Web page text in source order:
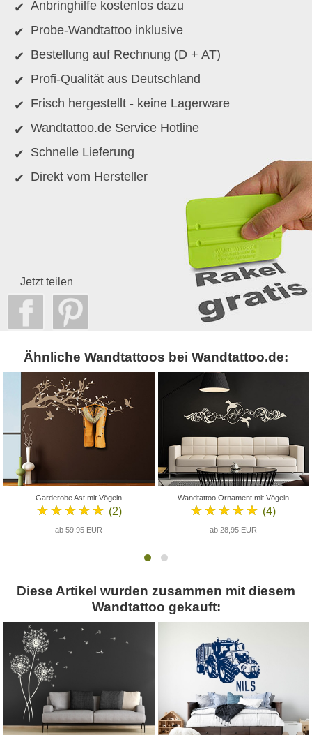
Anbringhilfe kostenlos dazu
Probe-Wandtattoo inklusive
Bestellung auf Rechnung (D + AT)
Profi-Qualität aus Deutschland
Frisch hergestellt - keine Lagerware
Wandtattoo.de Service Hotline
Schnelle Lieferung
Direkt vom Hersteller
Jetzt teilen
Ähnliche Wandtattoos bei Wandtattoo.de:
Garderobe Ast mit Vögeln
★★★★★ (2)
ab 59,95 EUR
Wandtattoo Ornament mit Vögeln
★★★★★ (4)
ab 28,95 EUR
Diese Artikel wurden zusammen mit diesem
Wandtattoo gekauft: